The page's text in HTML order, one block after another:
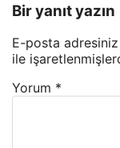
Bir yanıt yazın
E-posta
ile
Yorum *